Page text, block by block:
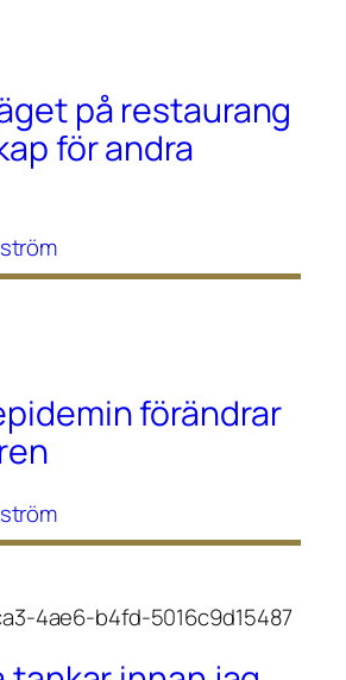
på restaurang
för andra
förändrar